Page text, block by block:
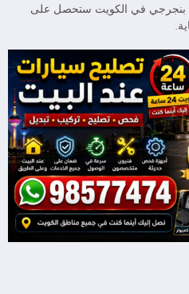
بنجرجي في الكويت ستحصل على